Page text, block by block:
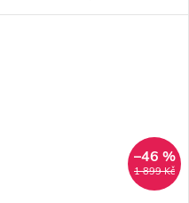
Compound, žlutý
1 899 Kč
–46 %